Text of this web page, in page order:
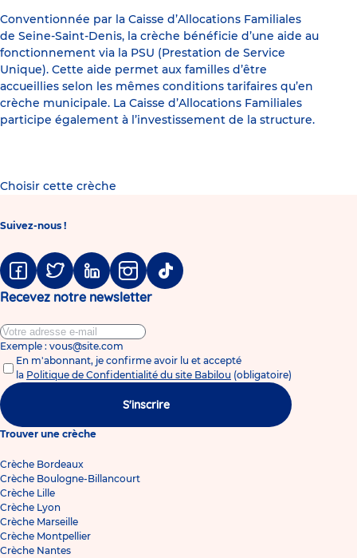
Conventionnée par la Caisse d’Allocations Familiales
de Seine-Saint-Denis, la crèche bénéficie d’une aide au
fonctionnement via la PSU (Prestation de Service
Unique). Cette aide permet aux familles d’être
accueillies selon les mêmes conditions tarifaires qu’en
crèche municipale. La Caisse d’Allocations Familiales
participe également à l’investissement de la structure.
Choisir cette crèche
Suivez-nous !
FacebookTwitter LinkedinInstagramTiktok
Recevez notre newsletter
Exemple : vous@site.com
En m'abonnant, je confirme avoir lu et accepté
la Politique de Confidentialité du site Babilou (obligatoire)
S'inscrire
Trouver une crèche
Crèche Bordeaux
Crèche Boulogne-Billancourt
Crèche Lille
Crèche Lyon
Crèche Marseille
Crèche Montpellier
Crèche Nantes